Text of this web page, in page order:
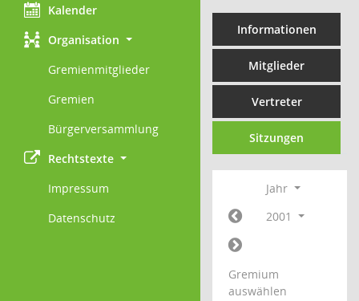
Kalender
Organisation
Gremienmitglieder
Gremien
Bürgerversammlung
Rechtstexte
Impressum
Datenschutz
Informationen
Mitglieder
Vertreter
Sitzungen
Jahr
2001
Gremium
auswählen